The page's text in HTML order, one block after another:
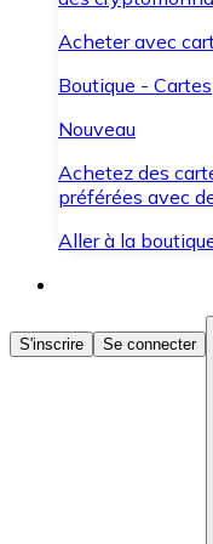
Acheter avec
Boutique - Cartes
Nouveau
Achetez des
préférées avec
Aller à la
Acheter des
Achetez les
Convertissez
S'inscrire Se connecter